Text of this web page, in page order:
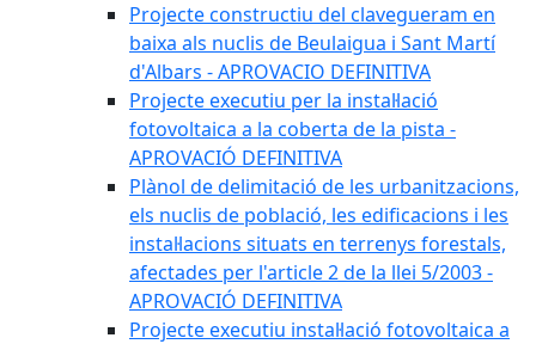
Projecte constructiu del clavegueram en
baixa als nuclis de Beulaigua i Sant Martí
d'Albars - APROVACIO DEFINITIVA
Projecte executiu per la instal·lació
fotovoltaica a la coberta de la pista -
APROVACIÓ DEFINITIVA
Plànol de delimitació de les urbanitzacions,
els nuclis de població, les edificacions i les
instal·lacions situats en terrenys forestals,
afectades per l'article 2 de la llei 5/2003 -
APROVACIÓ DEFINITIVA
Projecte executiu instal·lació fotovoltaica a